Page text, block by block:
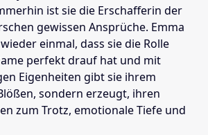
ist sie die Erschafferin der
gewissen Ansprüche. Emma
einmal, dass sie die Rolle
perfekt drauf hat und mit
Eigenheiten gibt sie ihrem
sondern erzeugt, ihren
zum Trotz, emotionale Tiefe und